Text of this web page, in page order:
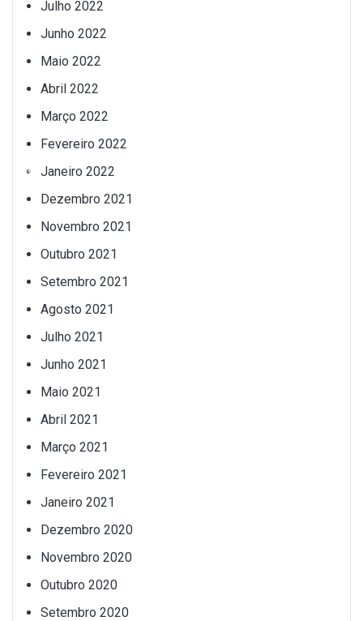
Julho 2022
Junho 2022
Maio 2022
Abril 2022
Março 2022
Fevereiro 2022
Janeiro 2022
Dezembro 2021
Novembro 2021
Outubro 2021
Setembro 2021
Agosto 2021
Julho 2021
Junho 2021
Maio 2021
Abril 2021
Março 2021
Fevereiro 2021
Janeiro 2021
Dezembro 2020
Novembro 2020
Outubro 2020
Setembro 2020